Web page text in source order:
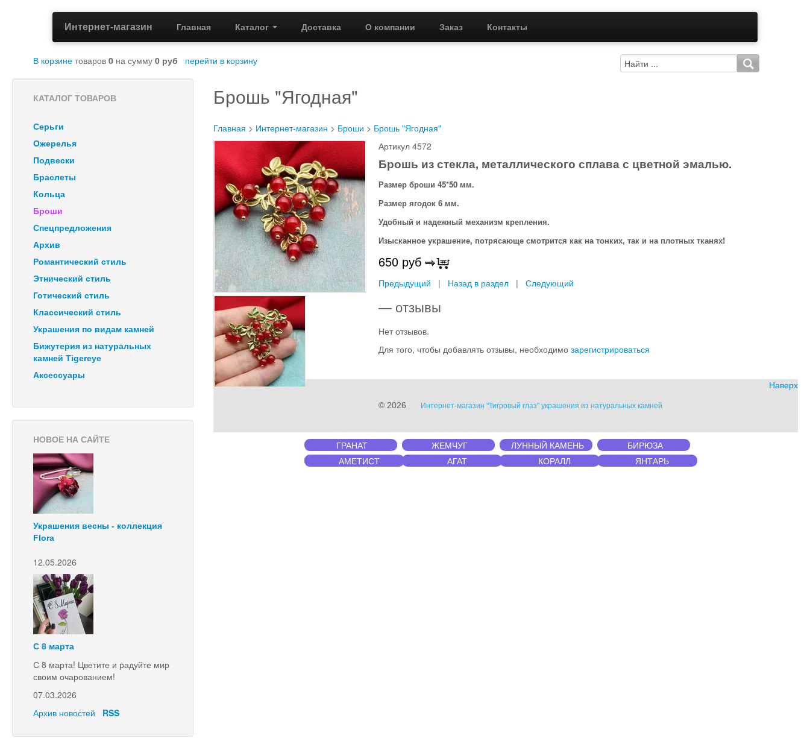
Интернет-магазин Главная Каталог Доставка О компании Заказ Контакты
В корзине товаров 0 на сумму 0 руб перейти в корзину
КАТАЛОГ ТОВАРОВ
Серьги
Ожерелья
Подвески
Браслеты
Кольца
Броши
Спецпредложения
Архив
Романтический стиль
Этнический стиль
Готический стиль
Классический стиль
Украшения по видам камней
Бижутерия из натуральных
камней Tigereye
Аксессуары
НОВОЕ НА САЙТЕ
Украшения весны - коллекция
Flora
12.05.2026
С 8 марта
С 8 марта! Цветите и радуйте мир
своим очарованием!
07.03.2026
Архив новостей
RSS
Брошь "Ягодная"
Главная > Интернет-магазин > Броши > Брошь "Ягодная"
Артикул 4572
Брошь из стекла, металлического сплава с цветной эмалью.
Размер броши 45*50 мм.
Размер ягодок 6 мм.
Удобный и надежный механизм крепления.
Изысканное украшение, потрясающе смотрится как на тонких, так и на плотных тканях!
650 руб
Предыдущий | Назад в раздел |Следующий
— отзывы
Нет отзывов.
Для того, чтобы добавлять отзывы, необходимозарегистрироваться
Наверх
© 2026 Интернет-магазин "Тигровый глаз" украшения из натуральных камней
ГРАНАТ ЖЕМЧУГ ЛУННЫЙ КАМЕНЬ
БИРЮЗА
АМЕТИСТ
АГАТ КОРАЛЛ ЯНТАРЬ